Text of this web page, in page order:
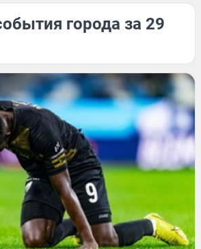
города за 29